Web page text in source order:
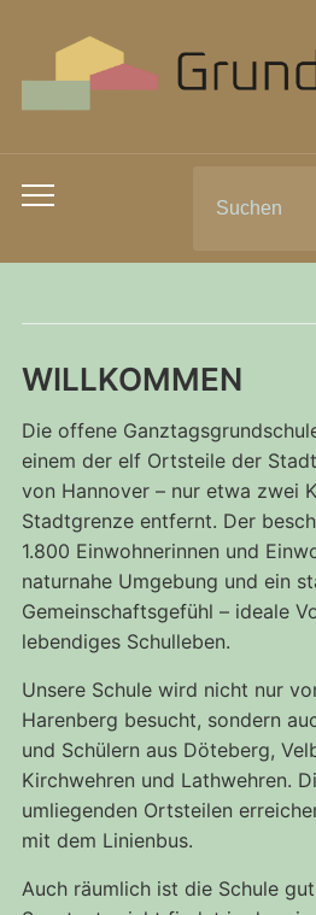
Toggle
menu
for:
WILLKOMMEN
Die offene
einem der elf Ortsteile der
von Hannover – nur etwa zwei
Stadtgrenze entfernt. Der
1.800 Einwohnerinnen und
naturnahe Umgebung und ein
Gemeinschaftsgefühl – ideale
lebendiges Schulleben.
Unsere Schule wird nicht nur
Harenberg besucht, sondern
und Schülern aus Döteberg,
Kirchwehren und Lathwehren.
umliegenden Ortsteilen
mit dem Linienbus.
Auch räumlich ist die Schule